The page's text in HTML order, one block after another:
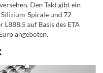
Den Takt gibt ein
Spirale und 72
L888.5 auf Basis des ETA
angeboten.